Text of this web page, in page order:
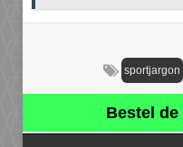
sportjargon
Bestel de